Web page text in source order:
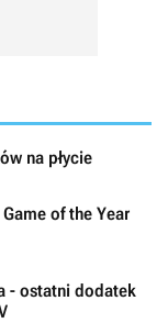
na płycie
of the Year
- ostatni dodatek